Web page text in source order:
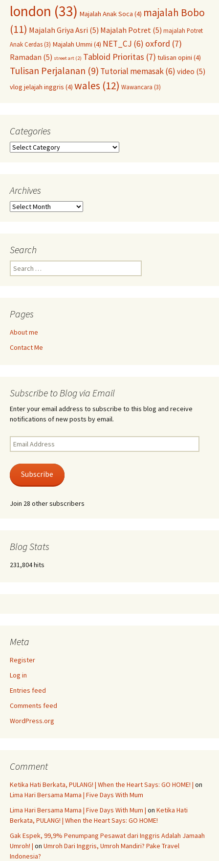
london (33) Majalah Anak Soca (4) majalah Bobo
(11) Majalah Griya Asri (5) Majalah Potret (5) majalah Potret
Anak Cerdas(3) Majalah Ummi (4) NET_CJ (6) oxford (7)
Ramadan (5) street art (2) Tabloid Prioritas (7) tulisan opini (4)
Tulisan Perjalanan (9) Tutorial memasak(6) video (5)
vlog jelajah inggris (4) wales (12) Wawancara (3)
Categories
Categories
Archives
Archives
Search
Search
for:
Pages
About me
Contact Me
Subscribe to Blog via Email
Enter your email address to subscribe to this blog and receive
notifications of new posts by email.
Email
Address
Subscribe
Join 28 other subscribers
Blog Stats
231,804 hits
Meta
Register
Log in
Entries feed
Comments feed
WordPress.org
Comment
Ketika Hati Berkata, PULANG! | When the Heart Says: GO HOME! | on
Lima Hari Bersama Mama | Five Days With Mum
Lima Hari Bersama Mama | Five Days With Mum | on Ketika Hati
Berkata, PULANG! | When the Heart Says: GO HOME!
Gak Espek, 99,9% Penumpang Pesawat dari Inggris Adalah Jamaah
Umroh! | on Umroh Dari Inggris, Umroh Mandiri? Pake Travel
Indonesia?